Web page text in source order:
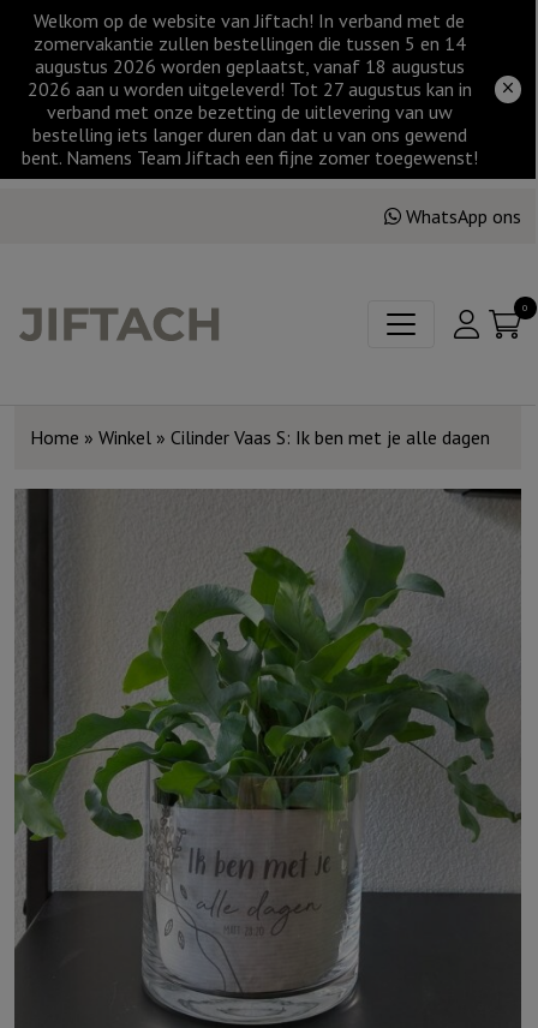
Welkom op de website van Jiftach! In verband met de
zomervakantie zullen bestellingen die tussen 5 en 14
augustus 2026 worden geplaatst, vanaf 18 augustus
2026 aan u worden uitgeleverd! Tot 27 augustus kan in
verband met onze bezetting de uitlevering van uw
bestelling iets langer duren dan dat u van ons gewend
bent. Namens Team Jiftach een fijne zomer toegewenst!
WhatsApp ons
0
Home » Winkel » Cilinder Vaas S: Ik ben met je alle dagen